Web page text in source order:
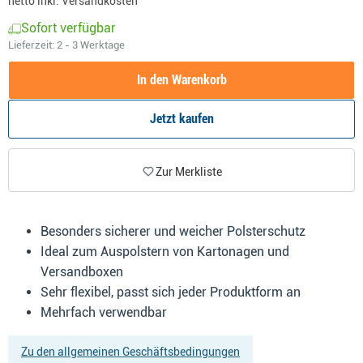
Sofort verfügbar
Lieferzeit: 2 - 3 Werktage
In den Warenkorb
Jetzt kaufen
Zur Merkliste
Besonders sicherer und weicher Polsterschutz
Ideal zum Auspolstern von Kartonagen und
Versandboxen
Sehr flexibel, passt sich jeder Produktform an
Mehrfach verwendbar
Zu den allgemeinen Geschäftsbedingungen